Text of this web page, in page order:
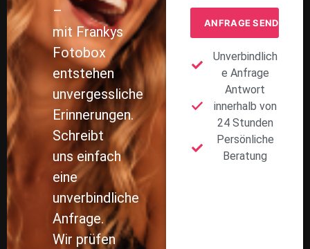
–
mit Frankys
Fotobox
entstehen
unvergessliche
Erinnerungen.
Schreibt
uns einfach
eine
unverbindliche
Anfrage.
Wir prüfen
Unverbindlich
e Anfrage
Antwort
innerhalb von
24 Stunden
Persönliche
Beratung